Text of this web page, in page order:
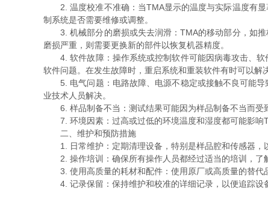
2. 温度校准不准确：当TMA显示的温度与实际温度有显
制系统是否需要维修或调整。
3. 机械部分的磨损或失去润滑：TMA的移动部分，如推
磨损严重，则需要更换新的部件以恢复机器精度。
4. 软件故障：操作系统或控制软件可能因病毒攻击、软
软件问题。在发生故障时，重启系统和重装软件有时可以解
5. 电气问题：电路故障、电源不稳定或接触不良可能导
业技术人员解决。
6. 样品制备不当：测试结果可能因为样品制备不当而受
7. 环境因素：过高或过低的环境温度和湿度都可能影响
二、维护和预防措施
1. 日常维护：定期清理设备，特别是样品腔和传感器，
2. 操作培训：确保所有操作人员都经过适当的培训，了
3. 使用高质量的耗材和配件：使用原厂或高质量的替代
4. 记录保留：保持维护和校准的详细记录，以便追踪设